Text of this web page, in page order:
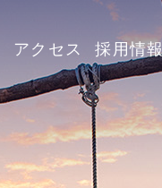
アクセス 採用情